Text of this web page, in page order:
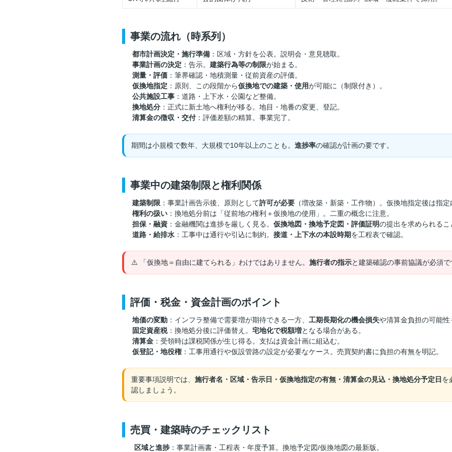
事業の流れ（時系列）
都市計画決定・施行準備：区域・方針を公表。説明会・意見聴取。
事業計画の決定 ：告示。 建築行為等の制限が始まる。
測量・評価：筆界確認・地積測量・従前資産の評価。
仮換地指定 ：原則、この段階から仮換地での建築・使用が可能に（制限付き）。
公共施設工事：道路・上下水・公園など整備。
換地処分：正式に新土地へ権利が移る。地目・地番の変更、登記。
清算金の徴収・交付：評価差額の精算。事業完了。
期間は小規模で数年、大規模で10年以上のことも。 進捗率の確認が計画の要です。
事業中の建築制限と権利関係
建築制限 ：事業計画告示後、原則として許可が必要（増改築・新築・工作物）。仮換地指定後は指定
権利の扱い：換地処分前は「従前地の権利＋仮換地の使用」。二重の概念に注意。
担保・融資：金融機関は進捗を厳しく見る。 仮換地図・換地予定図・評価証明の提出を求められるこ
道路・給排水：工事中は通行や引込に制約。 接道・上下水の本設時期を工程表で確認。
⚠️ 「仮換地＝自由に建てられる」わけではありません。 施行者の指示と建築確認の事前協議が必須で
評価・税金・資金計画のポイント
地価の変動：インフラ整備で需要増が期待できる一方、 工期長期化の機会損失や清算金負担の可能性
固定資産税：換地処分後に評価替え。 宅地化で税額増となる場合がある。
清算金：受領時は課税関係が生じ得る。支払は資金計画に組込む。
仮登記・地役権：工事用通行や仮設管路の設定が必要なケース。売買契約書に負担の有無を明記。
重要事項説明では、 施行者名・区域・告示日・仮換地指定の有無・清算金の見込・換地処分予定日 を
認しましょう。
売買・建築時のチェックリスト
区域と進捗：事業計画書・工程表・年度予算。換地予定図/仮換地図の最新版。